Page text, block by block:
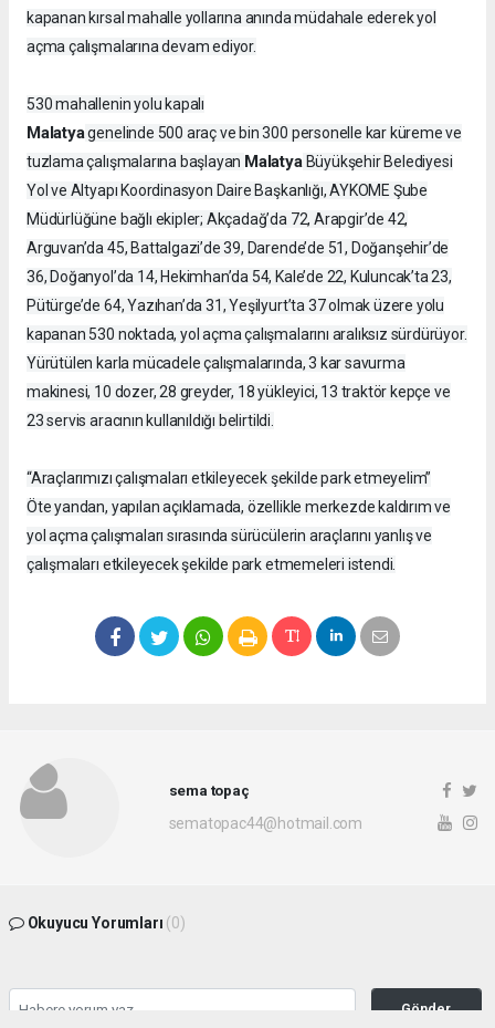
kapanan kırsal mahalle yollarına anında müdahale ederek yol
açma çalışmalarına devam ediyor.
530 mahallenin yolu kapalı
Malatyagenelinde 500 araç ve bin 300 personelle kar küreme ve
tuzlama çalışmalarına başlayan MalatyaBüyükşehir Belediyesi
Yol ve Altyapı Koordinasyon Daire Başkanlığı, AYKOME Şube
Müdürlüğüne bağlı ekipler; Akçadağ’da 72, Arapgir’de 42,
Arguvan’da 45, Battalgazi’de 39, Darende’de 51, Doğanşehir’de
36, Doğanyol’da 14, Hekimhan’da 54, Kale’de 22, Kuluncak’ta 23,
Pütürge’de 64, Yazıhan’da 31, Yeşilyurt’ta 37 olmak üzere yolu
kapanan 530 noktada, yol açma çalışmalarını aralıksız sürdürüyor.
Yürütülen karla mücadele çalışmalarında, 3 kar savurma
makinesi, 10 dozer, 28 greyder, 18 yükleyici, 13 traktör kepçe ve
23 servis aracının kullanıldığı belirtildi.
“Araçlarımızı çalışmaları etkileyecek şekilde park etmeyelim”
Öte yandan, yapılan açıklamada, özellikle merkezde kaldırım ve
yol açma çalışmaları sırasında sürücülerin araçlarını yanlış ve
çalışmaları etkileyecek şekilde park etmemeleri istendi.
sema topaç
sematopac44@hotmail.com
Okuyucu Yorumları (0)
Gönder